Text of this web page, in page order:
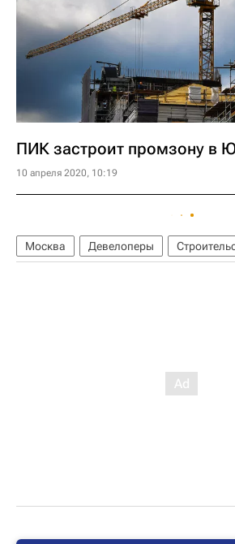
ПИК застроит промзону в
10 апреля 2020, 10:19
Москва Девелоперы